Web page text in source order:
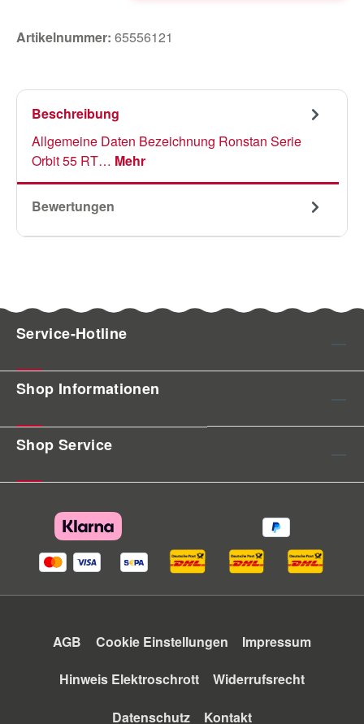
Artikelnummer: 65556121
Beschreibung
Allgemeine Daten Bezeichnung Ronstan Serie
Orbit 55 RT… Mehr
Bewertungen
Service-Hotline
Shop Informationen
Shop Service
AGB Cookie Einstellungen Impressum
Hinweis Elektroschrott Widerrufsrecht
Datenschutz Kontakt